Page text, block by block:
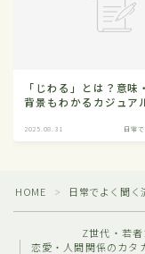
「じわる」とは？意味
背景もわかるカジュア
2025.08.31 日常
HOME ＞ 日常でよく聞く
Z世代・若
恋愛・人間関係のカタ